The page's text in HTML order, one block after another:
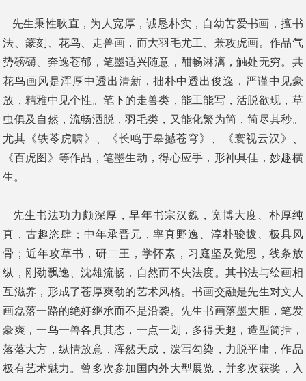
先生秉性耿直，为人宽厚，诚恳朴实，自幼苦爱书画，擅书
法、篆刻、花鸟、走兽画，而大羽毛尤工、兼攻虎画。作品气
势磅礴、奔逸苍郁，笔墨适兴随意，酣畅淋漓，触处无穷。共
花鸟画风是浑厚中透出清新，拙朴中透出俊逸，严谨中见豪
放，精雅中见个性。笔下的走兽类，能工能写，活脱欲现，草
虫俱及自然，流畅洒脱，羽毛类，又能化繁为简，简尽其秒。
尤其《铁苓虎啸》、《长鸣于皋撼苍穹》、《寰视云汉》、
《百虎图》等作品，笔墨生动，得心应手，形神具佳，妙趣横
生。
先生书法功力颇深厚，早年书宗汉魏，宽博大度、朴厚纯
真，古趣恣肆；中年承晋元，率真野逸、淳朴骏拔、极具风
骨；近年攻草书，研二王，学怀素，习庭坚及觉恩，线条放
纵，刚劲飘逸、沈雄流畅，自然而不失法度。其书法与绘画相
互滋养，形成了苍厚爽劲的艺术风格。书画交融是先生对文人
画磊落一路的绝好继承而不是沿袭。先生书画落墨大胆，笔发
豪爽，一鸟一兽各具其态，一点一划，多得天趣，造型简括，
落落大方，纵情放意，浑然天成，泼写勾染，力脱平庸，作品
极有艺术魅力。曾多次参加国内外大型展览，并多次获奖，入